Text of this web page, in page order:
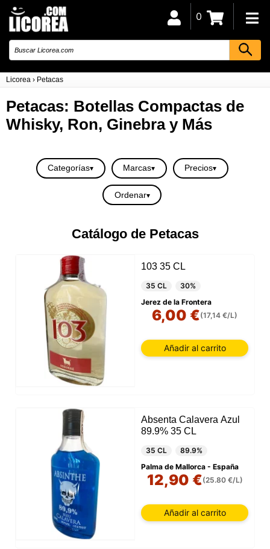
Licorea › Petacas
0
Petacas: Botellas Compactas de
Whisky, Ron, Ginebra y Más
Categorías Marcas Precios
Ordenar
Catálogo de Petacas
103 35 CL
35 CL
30%
Jerez de la Frontera
6,00 €(17,14 €/L)
Añadir al carrito
Absenta Calavera Azul
89.9% 35 CL
35 CL
89.9%
Palma de Mallorca - España
12,90 €(25.80 €/L)
Añadir al carrito